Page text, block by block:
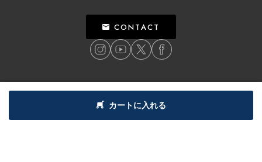
カートに入れる
CONTACT
特定商取引法による表記
利用規約
©2018 BILLY’S ENT